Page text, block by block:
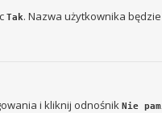
Tak. Nazwa użytkownika
i kliknij odnośnik Nie